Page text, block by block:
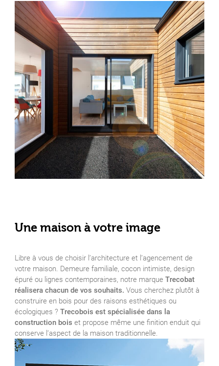
Une maison à votre image
Libre à vous de choisir l’architecture et l’agencement de
votre maison. Demeure familiale, cocon intimiste, design
épuré ou lignes contemporaines, notre marque Trecobat
réalisera chacun de vos souhaits. Vous cherchez plutôt à
construire en bois pour des raisons esthétiques ou
écologiques ? Trecobois est spécialisée dans la
construction bois et propose même une finition enduit qui
conserve l’aspect de la maison traditionnelle.